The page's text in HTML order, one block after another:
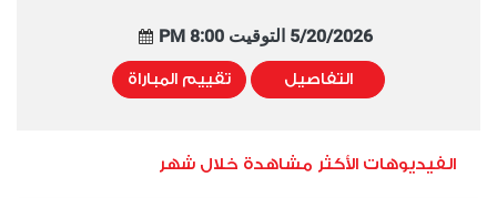
5/20/2026 التوقيت 8:00 PM
التفاصيل تقييم المباراة
الفيديوهات الأكثر مشاهدة خلال شهر